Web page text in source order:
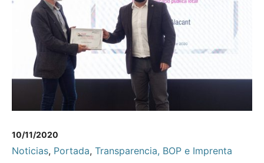
10/11/2020
Noticias, Portada, Transparencia, BOP e Imprenta